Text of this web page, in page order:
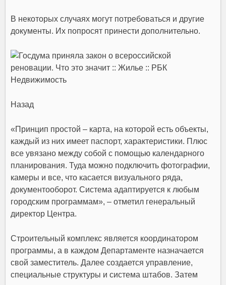
В некоторых случаях могут потребоваться и другие
документы. Их попросят принести дополнительно.
Назад
«Принцип простой – карта, на которой есть объекты,
каждый из них имеет паспорт, характеристики. Плюс
все увязано между собой с помощью календарного
планирования. Туда можно подключить фотографии,
камеры и все, что касается визуального ряда,
документооборот. Система адаптируется к любым
городским программам», – отметил генеральный
директор Центра.
Строительный комплекс является координатором
программы, а в каждом Департаменте назначается
свой заместитель. Далее создается управление,
специальные структуры и система штабов. Затем